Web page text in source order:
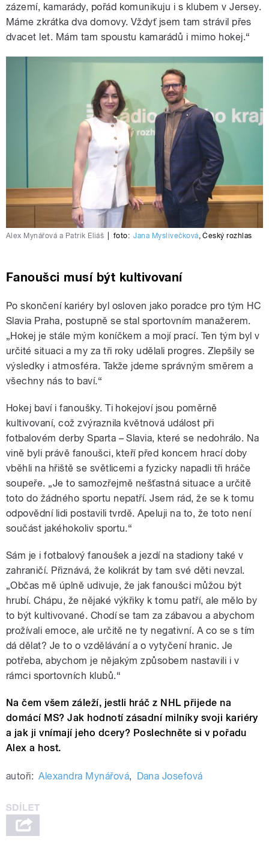
zázemí, kamarády, pořád komunikuju i s klubem v Jersey.
Máme zkrátka dva domovy. Vždyť jsem tam strávil přes
dvacet let. Mám tam spoustu kamarádů i mimo hokej.“
Alex Mynářová a Patrik Eliáš foto: Jana Myslivečková,Český rozhlas
Fanoušci musí být kultivovaní
Po skončení kariéry byl osloven jako poradce pro tým HC
Slavia Praha, postupně se stal sportovním manažerem.
„Hokej je stále mým koníčkem a mojí prací. Ten tým byl v
určité situaci a my za tři roky udělali progres. Zlepšily se
výsledky i atmosféra. Takže jdeme správným směrem a
všechny nás to baví.“
Hokej baví i fanoušky. Ti hokejoví jsou poměrně
kultivovaní, což zvýraznila květnová událost při
fotbalovém derby Sparta – Slavia, které se nedohrálo. Na
vině byli právě fanoušci, kteří před koncem hrací doby
vběhli na hřiště se světlicemi a fyzicky napadli tři hráče
soupeře. „Je to samozřejmě nešťastná situace a určitě
toto do žádného sportu nepatří. Jsem rád, že se k tomu
odpovědní lidi postavili tvrdě. Apeluji na to, že toto není
součást jakéhokoliv sportu.“
Sám je i fotbalový fanoušek a jezdí na stadiony také v
zahraničí. Přiznává, že kolikrát by tam své děti nevzal.
„Občas mě úplně udivuje, že jak fanoušci můžou být
hrubí. Chápu, že nějaké výkřiky k tomu patří, ale mělo by
to být kultivované. Chodí se tam za zábavou a abychom
prožívali emoce, ale určitě ne ty negativní. A co se s tím
dá dělat? Je to o vzdělávání a o vytyčení hranic. Je
potřeba, abychom je nějakým způsobem nastavili i v
rámci sportovních klubů.“
Na čem všem záleží, jestli hráč z NHL přijede na
domácí MS? Jak hodnotí zásadní milníky svoji kariéry
a jak ji vnímají jeho dcery? Poslechněte si v pořadu
Alex a host.
autoři: Alexandra Mynářová, Dana Josefová